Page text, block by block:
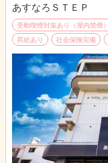
あすなろＳＴＥＰ
受動喫煙対策あり（屋内禁煙）
昇給あり
社会保険完備